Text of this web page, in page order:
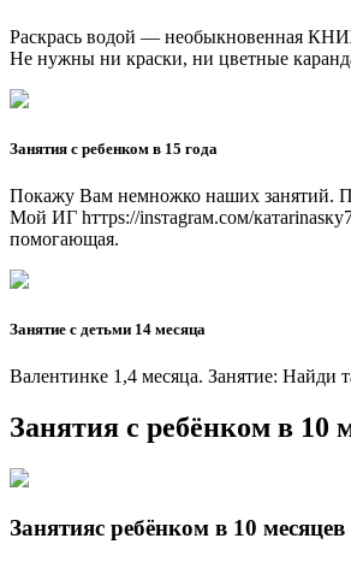
Раскрась водой — необыкновенная
Не нужны ни краски, ни цветные
Занятия с ребенком в 15 года
Покажу Вам немножко наших занятий.
Мой ИГ hттрs://insтаgrам.сом/
помогающая.
Занятие с детьми 14 месяца
Валентинке 1,4 месяца. Занятие: Найди
Занятия с ребёнком в 10
Занятияс ребёнком в 10 месяцев